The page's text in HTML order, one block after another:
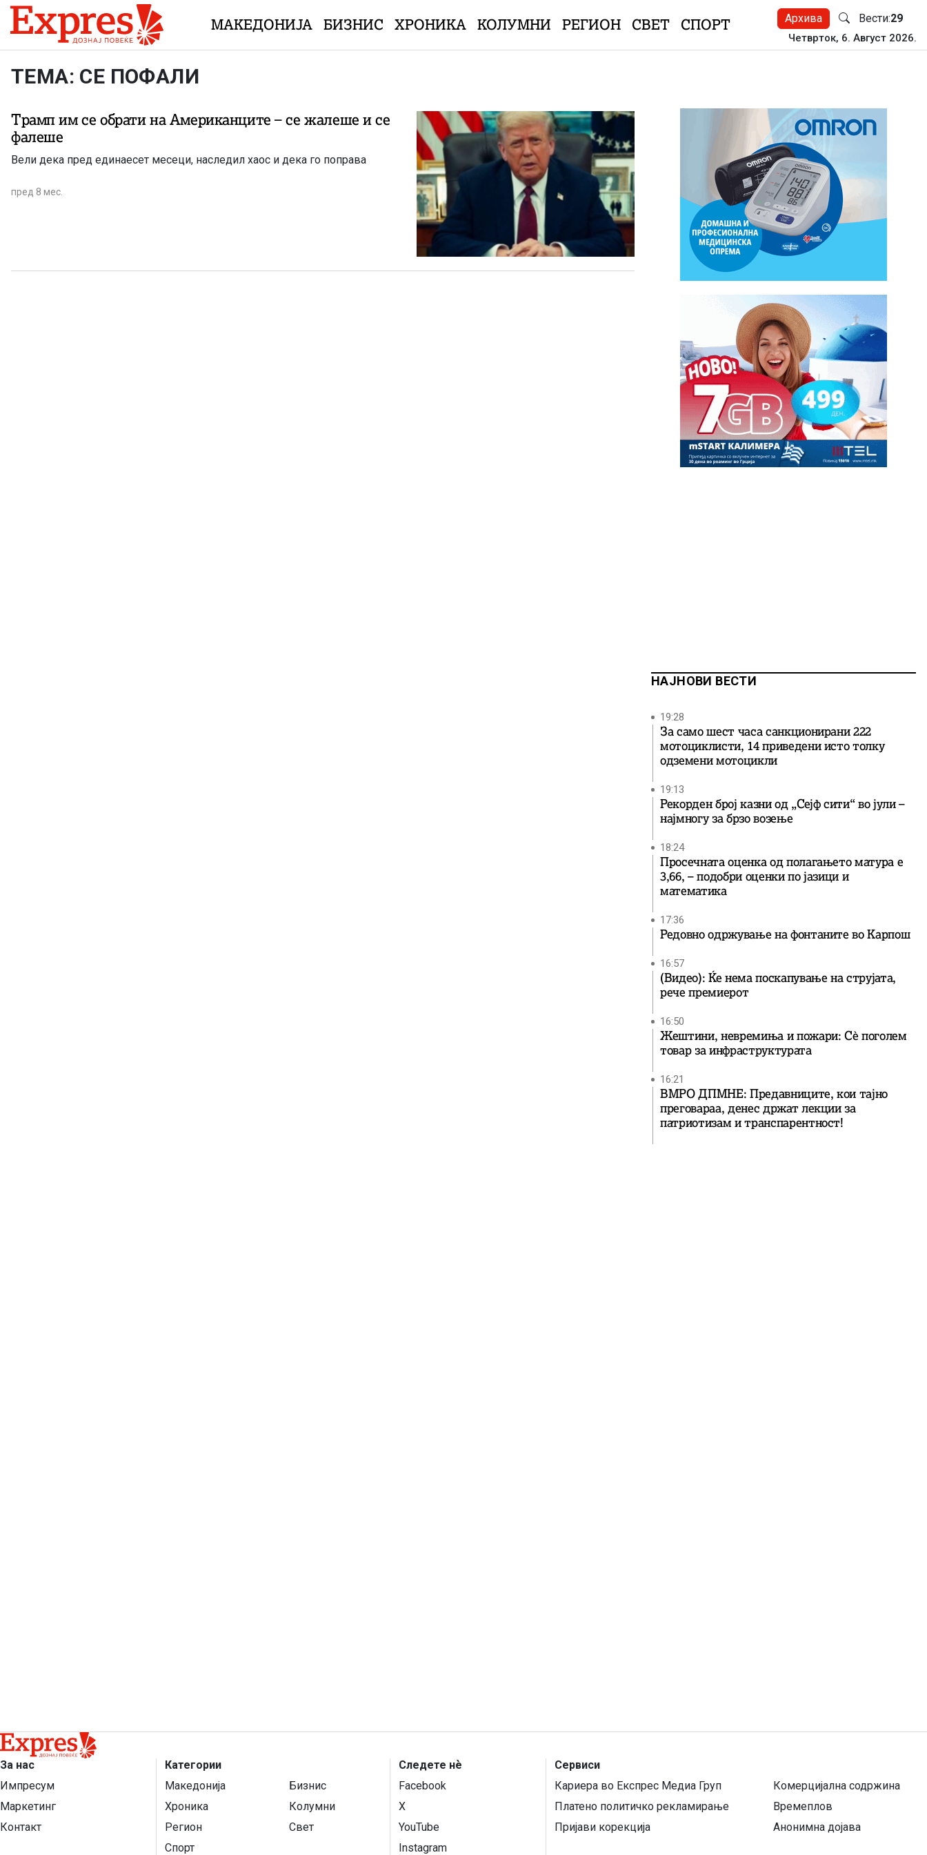
Skip to content
МАКЕДОНИЈА БИЗНИС ХРОНИКА КОЛУМНИ РЕГИОН СВЕТ СПОРТ Архива Вести:29
Четврток, 6. Август 2026.
ТЕМА: СЕ ПОФАЛИ
Трамп им се обрати на Американците – се жалеше и се
фалеше
Вели дека пред единаесет месеци, наследил хаос и дека го поправа
пред 8 мес.
НАЈНОВИ ВЕСТИ
19:28
За само шест часа санкционирани 222
мотоциклисти, 14 приведени исто толку
одземени мотоцикли
19:13
Рекорден број казни од „Сејф сити“ во јули –
најмногу за брзо возење
18:24
Просечната оценка од полагањето матура е
3,66, – подобри оценки по јазици и
математика
17:36
Редовно одржување на фонтаните во Карпош
16:57
(Видео): Ќе нема поскапување на струјата,
рече премиерот
16:50
Жештини, невремиња и пожари: Сè поголем
товар за инфраструктурата
16:21
ВМРО ДПМНЕ: Предавниците, кои тајно
преговараа, денес држат лекции за
патриотизам и транспарентност!
За нас
Импресум
Маркетинг
Контакт
Категории
Македонија
Бизнис
Хроника
Колумни
Регион
Свет
Спорт
Следете нѐ
Facebook
X
YouTube
Instagram
Сервиси
Кариера во Експрес Медиа Груп
Комерцијална содржина
Платено политичко рекламирање
Времеплов
Пријави корекција
Анонимна дојава